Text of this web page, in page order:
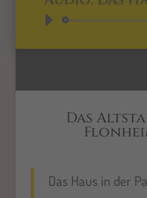
Das
Das Haus in der